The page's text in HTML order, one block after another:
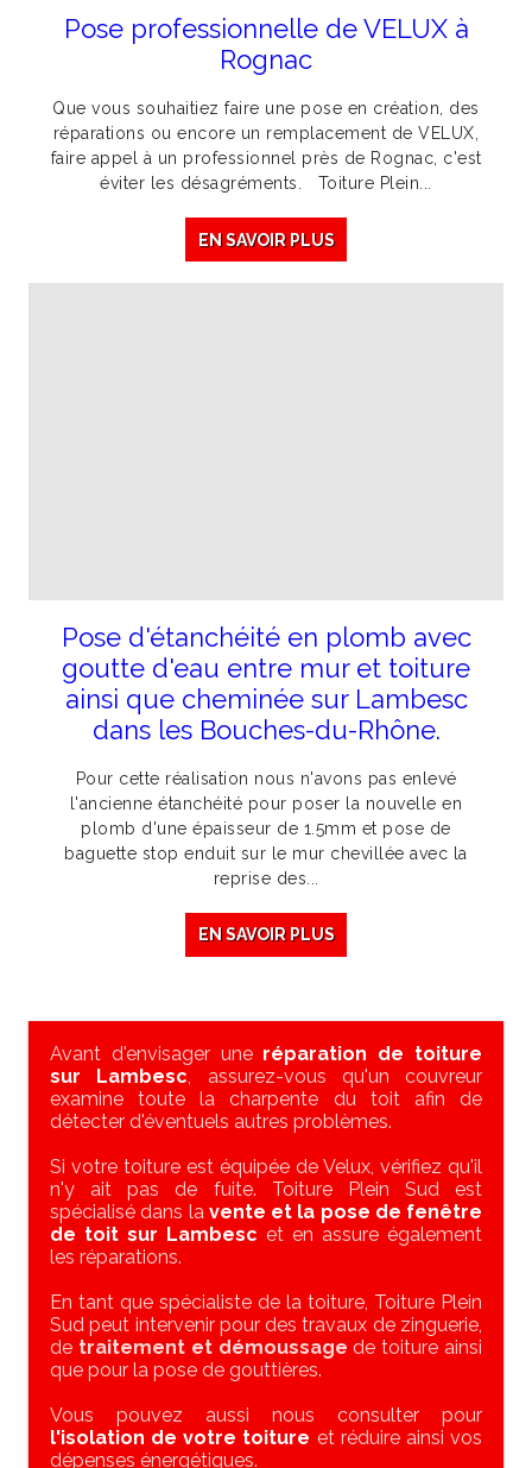
Pose professionnelle de VELUX à
Rognac
Que vous souhaitiez faire une pose en création, des
réparations ou encore un remplacement de VELUX,
faire appel à un professionnel près de Rognac, c'est
éviter les désagréments. Toiture Plein...
EN SAVOIR PLUS
Pose d'étanchéité en plomb avec
goutte d'eau entre mur et toiture
ainsi que cheminée sur Lambesc
dans les Bouches-du-Rhône.
Pour cette réalisation nous n'avons pas enlevé
l'ancienne étanchéité pour poser la nouvelle en
plomb d'une épaisseur de 1.5mm et pose de
baguette stop enduit sur le mur chevillée avec la
reprise des...
EN SAVOIR PLUS
Avant d'envisager une réparation de toiture
sur Lambesc, assurez-vous qu'un couvreur
examine toute la charpente du toit afin de
détecter d'éventuels autres problèmes.
Si votre toiture est équipée de Velux, vérifiez qu'il
n'y ait pas de fuite. Toiture Plein Sud est
spécialisé dans la vente et la pose de fenêtre
de toit sur Lambesc et en assure également
les réparations.
En tant que spécialiste de la toiture, Toiture Plein
Sud peut intervenir pour des travaux de zinguerie,
de traitement et démoussage de toiture ainsi
que pour la pose de gouttières.
Vous pouvez aussi nous consulter pour
l'isolation de votre toiture et réduire ainsi vos
dépenses énergétiques.